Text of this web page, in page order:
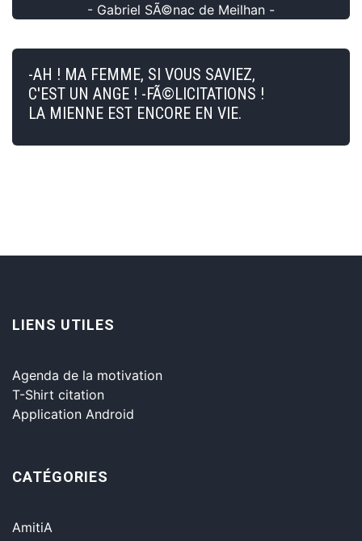
- Gabriel SÃ©nac de Meilhan -
-AH ! MA FEMME, SI VOUS SAVIEZ,
C'EST UN ANGE ! -FÃ©LICITATIONS !
LA MIENNE EST ENCORE EN VIE.
LIENS UTILES
Agenda de la motivation
T-Shirt citation
Application Android
CATÉGORIES
AmitiA